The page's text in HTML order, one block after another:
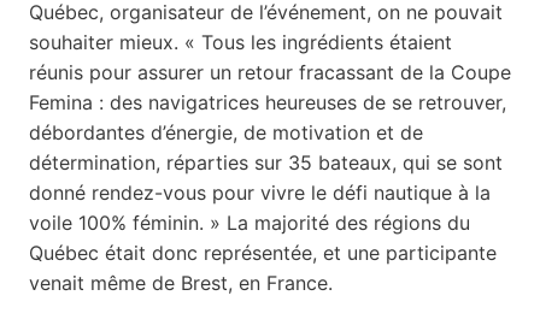
Québec, organisateur de l’événement, on ne pouvait
souhaiter mieux. « Tous les ingrédients étaient
réunis pour assurer un retour fracassant de la Coupe
Femina : des navigatrices heureuses de se retrouver,
débordantes d’énergie, de motivation et de
détermination, réparties sur 35 bateaux, qui se sont
donné rendez-vous pour vivre le défi nautique à la
voile 100% féminin. » La majorité des régions du
Québec était donc représentée, et une participante
venait même de Brest, en France.